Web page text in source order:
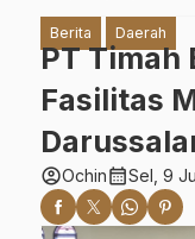
Berita Daerah
PT Timah
Fasilitas
account_circleOchincalendar_monthSel, 9